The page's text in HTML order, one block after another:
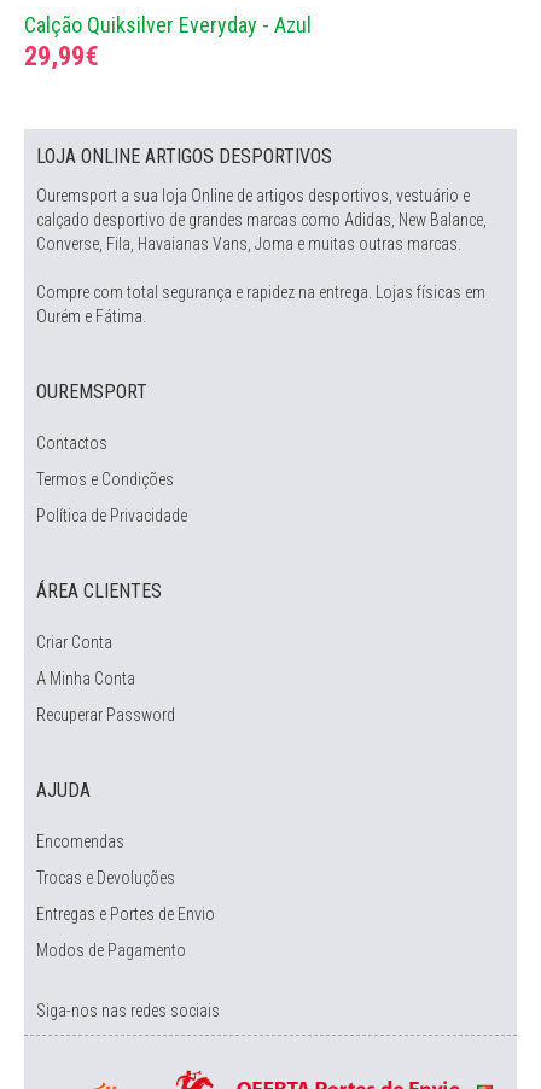
Calção Quiksilver Everyday - Azul
29,99€
LOJA ONLINE ARTIGOS DESPORTIVOS
Ouremsport a sua loja Online de artigos desportivos, vestuário e
calçado desportivo de grandes marcas como Adidas, New Balance,
Converse, Fila, Havaianas Vans, Joma e muitas outras marcas.
Compre com total segurança e rapidez na entrega. Lojas físicas em
Ourém e Fátima.
OUREMSPORT
Contactos
Termos e Condições
Política de Privacidade
ÁREA CLIENTES
Criar Conta
A Minha Conta
Recuperar Password
AJUDA
Encomendas
Trocas e Devoluções
Entregas e Portes de Envio
Modos de Pagamento
Siga-nos nas redes sociais